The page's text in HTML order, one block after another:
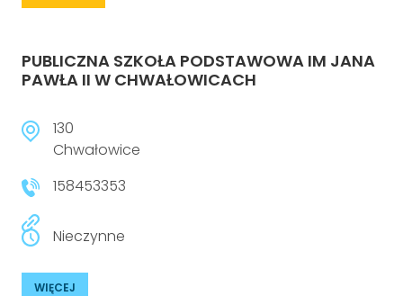
PUBLICZNA SZKOŁA PODSTAWOWA IM JANA
PAWŁA II W CHWAŁOWICACH
130
Chwałowice
158453353
Nieczynne
WIĘCEJ